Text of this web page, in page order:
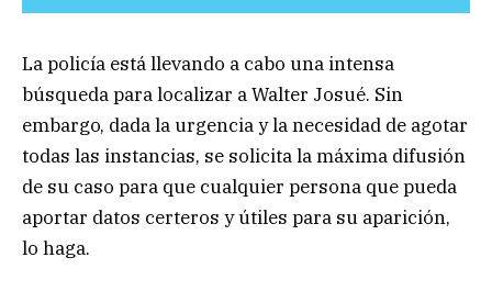
La policía está llevando a cabo una intensa
búsqueda para localizar a Walter Josué. Sin
embargo, dada la urgencia y la necesidad de agotar
todas las instancias, se solicita la máxima difusión
de su caso para que cualquier persona que pueda
aportar datos certeros y útiles para su aparición,
lo haga.